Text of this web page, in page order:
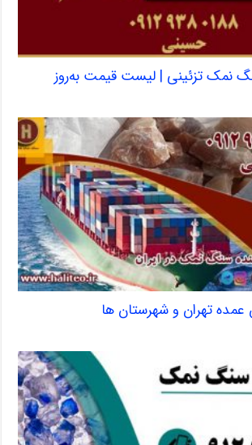
نمک تزئینی | لیست قیمت به‌روز
تهران و شهرستان ها